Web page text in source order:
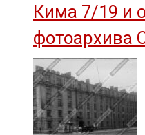
Кима 7/19 и
фотоархива